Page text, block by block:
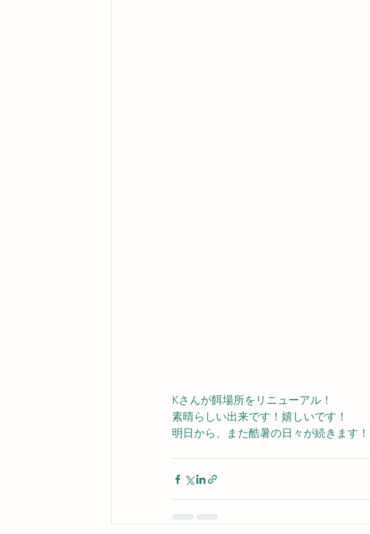
Kさんが餌場所をリニューアル！
素晴らしい出来です！嬉しいです！
明日から、また酷暑の日々が続きます！